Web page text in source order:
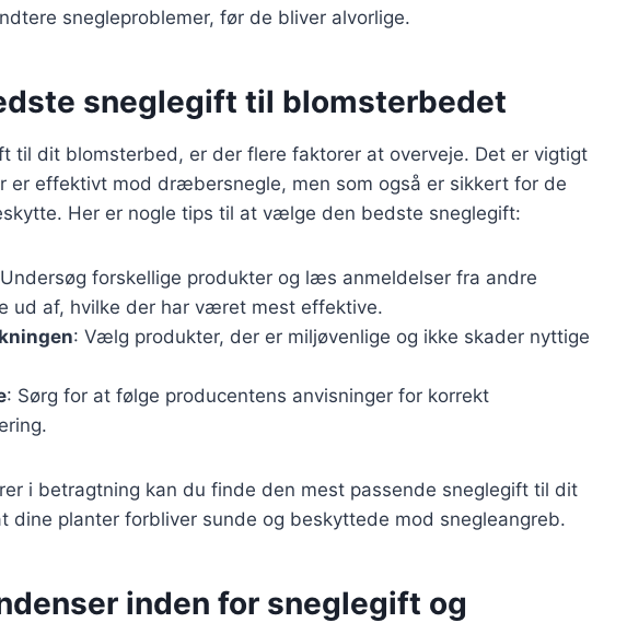
snegleproblemer, før de bliver alvorlige.
sneglegift til blomsterbedet
til dit blomsterbed, er der flere faktorer at overveje. Det er vigtigt
er effektivt mod dræbersnegle, men som også er sikkert for de
Her er nogle tips til at vælge den bedste sneglegift:
forskellige produkter og læs anmeldelser fra andre
ud af, hvilke der har været mest effektive.
: Vælg produkter, der er miljøvenlige og ikke skader nyttige
: Sørg for at følge producentens anvisninger for korrekt
i betragtning kan du finde den mest passende sneglegift til dit
dine planter forbliver sunde og beskyttede mod snegleangreb.
inden for sneglegift og